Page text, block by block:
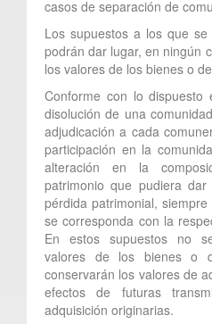
casos de separación de
Los supuestos a los que
podrán dar lugar, en ningún
los valores de los bienes o
Conforme con lo
disolución de una
adjudicación a cada
participación en la
alteración en la
patrimonio que pudiera
pérdida patrimonial,
se corresponda con la
En estos supuestos no
valores de los bienes o
conservarán los valores de
efectos de futuras
adquisición originarias.